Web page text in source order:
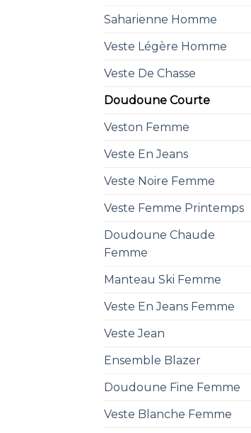
Saharienne Homme
Veste Légère Homme
Veste De Chasse
Doudoune Courte
Veston Femme
Veste En Jeans
Veste Noire Femme
Veste Femme Printemps
Doudoune Chaude
Femme
Manteau Ski Femme
Veste En Jeans Femme
Veste Jean
Ensemble Blazer
Doudoune Fine Femme
Veste Blanche Femme